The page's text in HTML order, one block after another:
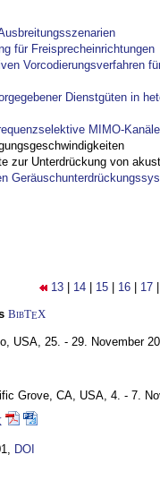
für Freisprecheinrichtungen
Vorcodierungsverfahren
Dienstgüten in
MIMO-Kanäle
zur Unterdrückung von
13 14 15 16 17
BibTEX
USA, 25. - 29. November
Grove, CA, USA, 4. - 7.
, DOI